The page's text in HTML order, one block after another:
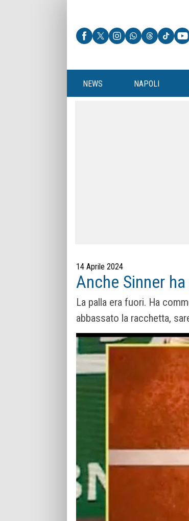
NEWS NAPOLI
14 Aprile 2024
Anche Sinner
La palla era fuori. Ha
abbassato la racchetta,